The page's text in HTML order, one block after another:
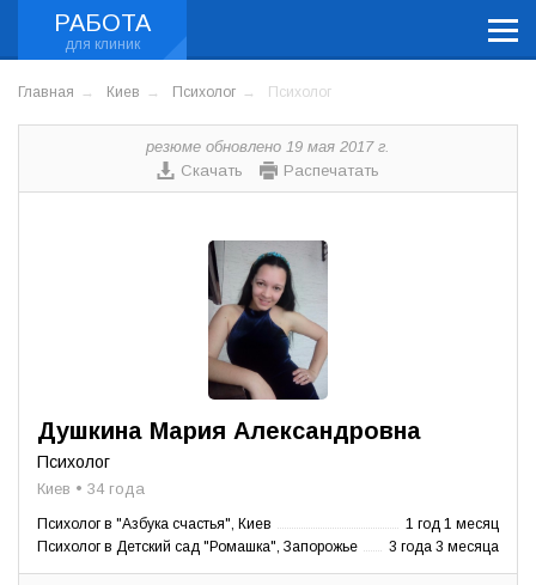
РАБОТА
Главная Киев Психолог Психолог
резюме обновлено 19 мая 2017 г.
Скачать
Распечатать
Душкина Мария Александровна
Психолог
Киев • 34 года
Психолог в "Азбука счастья", Киев
1 год 1 месяц
Психолог в Детский сад "Ромашка", Запорожье
3 года 3 месяца